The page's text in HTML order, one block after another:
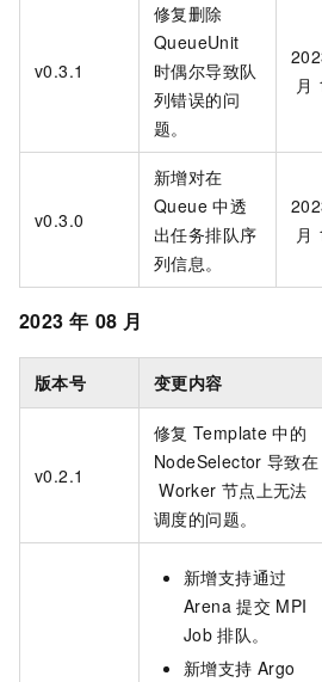
v0.3.1
修复删除
QueueUnit
时偶尔导致队
列错误的问
题。
月
v0.3.0
新增对在
Queue 中透
出任务排队序
列信息。
月
2023 年 08 月
版本号 变更内容
v0.2.1
修复 Template 中的
NodeSelector 导致在
Worker 节点上无法
调度的问题。
新增支持通过
Arena 提交 MPI
Job 排队。
新增支持 Argo